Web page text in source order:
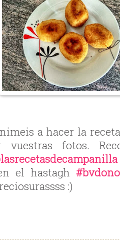
a hacer la
vuestras fotos.
el hastagh
:)